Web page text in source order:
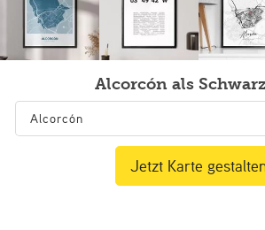
Alcorcón als
Jetzt Karte